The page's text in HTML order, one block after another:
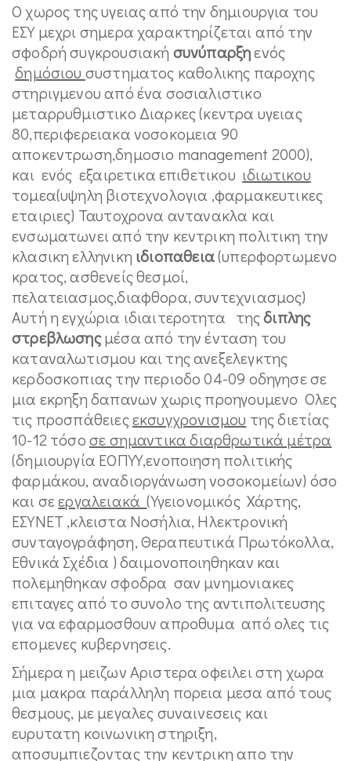
Ο χωρος της υγειας από την δημιουργια του
ΕΣΥ μεχρι σημερα χαρακτηρίζεται από την
σφοδρή συγκρουσιακή συνύπαρξηενός
δημόσιου συστηματος καθολικης παροχης
στηριγμενου από ένα σοσιαλιστικο
μεταρρυθμιστικο Διαρκες (κεντρα υγειας
80,περιφερειακα νοσοκομεια 90
αποκεντρωση,δημοσιο management 2000),
και ενός εξαιρετικα επιθετικου ιδιωτικου
τομεα(υψηλη βιοτεχνολογια ,φαρμακευτικες
εταιριες) Ταυτοχρονα αντανακλα και
ενσωματωνει από την κεντρικη πολιτικη την
κλασικη ελληνικη ιδιοπαθεια(υπερφορτωμενο
κρατος, ασθενείς θεσμοί,
πελατειασμος,διαφθορα, συντεχνιασμος)
Αυτή η εγχώρια ιδιαιτεροτητα τηςδιπλης
στρεβλωσηςμέσα από την ένταση του
καταναλωτισμου και της ανεξελεγκτης
κερδοσκοπιας την περιοδο 04-09 οδηγησε σε
μια εκρηξη δαπανων χωρις προηγουμενο Oλες
τις προσπάθειεςεκσυγχρονισμου της διετίας
10-12 τόσοσε σημαντικα διαρθρωτικά μέτρα
(δημιουργία ΕΟΠΥΥ,ενοποιηση πολιτικής
φαρμάκου, αναδιοργάνωση νοσοκομείων) όσο
και σεεργαλειακά(Υγειονομικός Χάρτης,
ΕΣΥΝΕΤ ,κλειστα Νοσήλια, Ηλεκτρονική
συνταγογράφηση, Θεραπευτικά Πρωτόκολλα,
Εθνικά Σχέδια ) δαιμονοποιηθηκαν και
πολεμηθηκαν σφοδρα σαν μνημονιακες
επιταγες από το συνολο της αντιπολιτευσης
για να εφαρμοσθουν απροθυμα από ολες τις
επομενες κυβερνησεις.
Σήμερα η μειζων Αριστερα οφειλει στη χωρα
μια μακρα παράλληλη πορεια μεσα από τους
θεσμους, με μεγαλες συναινεσεις και
ευρυτατη κοινωνικη στηριξη,
αποσυμπιεζοντας την κεντρικη απο την